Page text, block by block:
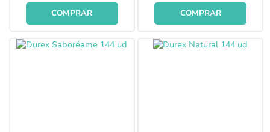
COMPRAR COMPRAR